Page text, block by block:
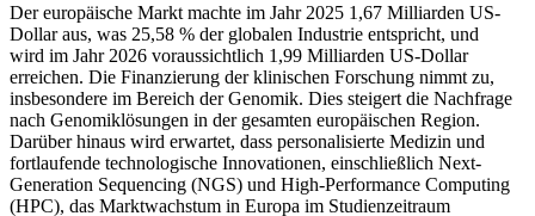
Der europäische Markt machte im Jahr 2025 1,67 Milliarden US-
Dollar aus, was 25,58 % der globalen Industrie entspricht, und
wird im Jahr 2026 voraussichtlich 1,99 Milliarden US-Dollar
erreichen. Die Finanzierung der klinischen Forschung nimmt zu,
insbesondere im Bereich der Genomik. Dies steigert die Nachfrage
nach Genomiklösungen in der gesamten europäischen Region.
Darüber hinaus wird erwartet, dass personalisierte Medizin und
fortlaufende technologische Innovationen, einschließlich Next-
Generation Sequencing (NGS) und High-Performance Computing
(HPC), das Marktwachstum in Europa im Studienzeitraum